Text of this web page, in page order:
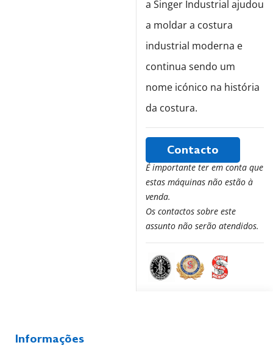
a Singer Industrial ajudou
a moldar a costura
industrial moderna e
continua sendo um
nome icónico na história
da costura.
É importante ter em conta que
estas máquinas não estão à
venda.
Os contactos sobre este
assunto não serão atendidos.
Contacto
Informações